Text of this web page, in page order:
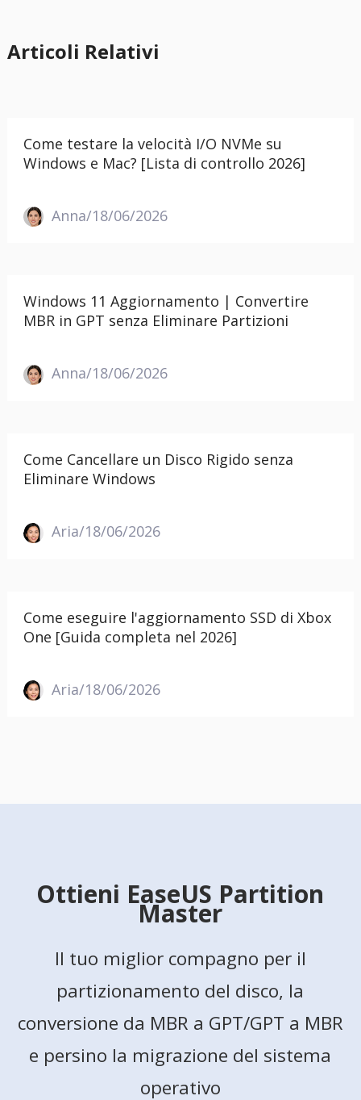
Articoli Relativi
Come testare la velocità I/O NVMe su
Windows e Mac? [Lista di controllo 2026]
Anna/18/06/2026
Windows 11 Aggiornamento | Convertire
MBR in GPT senza Eliminare Partizioni
Anna/18/06/2026
Come Cancellare un Disco Rigido senza
Eliminare Windows
Aria/18/06/2026
Come eseguire l'aggiornamento SSD di Xbox
One [Guida completa nel 2026]
Aria/18/06/2026
Ottieni EaseUS Partition
Master
Il tuo miglior compagno per il
partizionamento del disco, la
conversione da MBR a GPT/GPT a MBR
e persino la migrazione del sistema
operativo